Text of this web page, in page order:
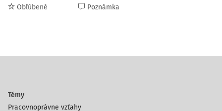
Obľúbené Poznámka
Témy
Pracovnoprávne vzťahy